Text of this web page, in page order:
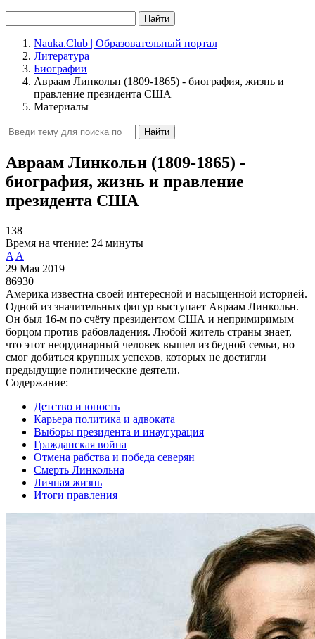
Найти
Nauka.Club | Образовательный портал
Литература
Биографии
Авраам Линкольн (1809-1865) - биография, жизнь и
правление президента США
Материалы
Найти
Авраам Линкольн (1809-1865) -
биография, жизнь и правление
президента США
138
Время на чтение: 24 минуты
A A
29 Мая 2019
86930
Америка известна своей интересной и насыщенной историей.
Одной из значительных фигур выступает Авраам Линкольн.
Он был 16-м по счёту президентом США и непримиримым
борцом против рабовладения. Любой житель страны знает,
что этот неординарный человек вышел из бедной семьи, но
смог добиться крупных успехов, которых не достигли
предыдущие политические деятели.
Содержание:
Детство и юность
Карьера политика и адвоката
Выборы президента и инаугурация
Гражданская война
Отмена рабства и победа северян
Смерть Линкольна
Личная жизнь
Итоги правления